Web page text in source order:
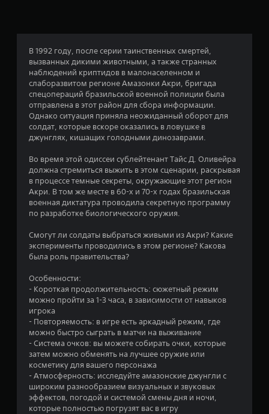
2
9
з
п
я
т
и
в
е
з
н
В 1992 году, после серии таинственных смертей,
вызванных дикими животными, а также странных
наблюдений криптидов в малонаселенном и
слаборазвитом регионе Амазонки Акри, бригада
спецопераций бразильской военной полиции была
отправлена в этот район для сбора информации.
Однако ситуация приняла неожиданный оборот для
солдат, которые вскоре оказались в ловушке в
джунглях, кишащих голодными динозаврами.
Во время этой одиссеи сублейтенант Тайс Д. Оливейра
должна стремиться выжить в этом сценарии, раскрывая
в процессе темные секреты, окружающие этот регион
Акри. В том же месте в 60-х и 70-х годах бразильская
военная диктатура проводила секретную программу
по разработке биологического оружия.
Смогут ли солдаты выбраться живыми из Акри? Какие
эксперименты проводились в этом регионе? Какова
была роль правительства?
Особенности:
- Короткая продолжительность: сюжетный режим
можно пройти за 1-3 часа, в зависимости от навыков
игрока
- Повторяемость: в игре есть аркадный режим, где
можно быстро сыграть в матчи на выживание
- Система очков: вы можете собирать очки, которые
затем можно обменять на лучшее оружие или
косметику для вашего персонажа
- Атмосферность: исследуйте амазонские джунгли с
широким разнообразием визуальных и звуковых
эффектов, погодой и системой смены дня и ночи,
которые полностью погрузят вас в игру